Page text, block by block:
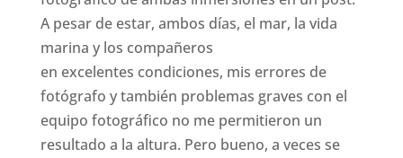
A pesar de estar, ambos días, el mar, la vida
marina y los compañeros
en excelentes condiciones, mis errores de
fotógrafo y también problemas graves con el
equipo fotográfico no me permitieron un
resultado a la altura. Pero bueno, a veces se